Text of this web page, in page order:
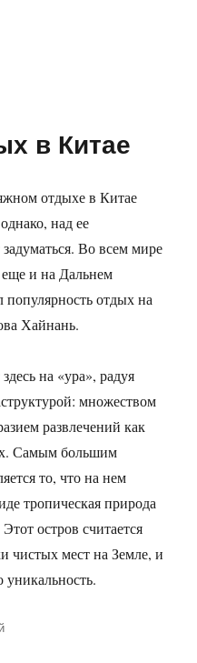
в Китае
отдыхе в Китае
над ее
Во всем мире
еще и на Дальнем
отдых на
Хайнань.
на «ура», радуя
множеством
развлечений как
Самым большим
то, что на нем
тропическая природа
остров считается
чистых мест на Земле, и
уникальность.